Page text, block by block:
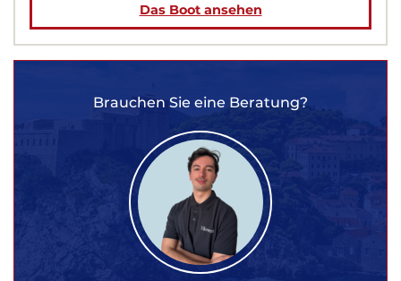
Das Boot ansehen
Brauchen Sie eine Beratung?